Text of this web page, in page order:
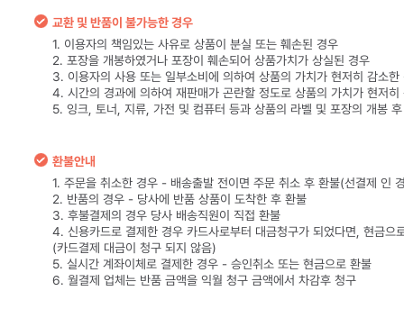
교환 및 반품이 불가능한 경우
1. 이용자의 책임있는 사유로 상품이 분실 또는 훼손된 경우
2. 포장을 개봉하였거나 포장이 훼손되어 상품가치가 상실된 경우
3. 이용자의 사용 또는 일부소비에 의하여 상품의 가치가 현저히 감소한
4. 시간의 경과에 의하여 재판매가 곤란할 정도로 상품의 가치가 현저히
5. 잉크, 토너, 지류, 가전 및 컴퓨터 등과 상품의 라벨 및 포장의 개봉
환불안내
1. 주문을 취소한 경우 - 배송출발 전이면 주문 취소 후 환불(선결제 인
2. 반품의 경우 - 당사에 반품 상품이 도착한 후 환불
3. 후불결제의 경우 당사 배송직원이 직접 환불
4. 신용카드로 결제한 경우 카드사로부터 대금청구가 되었다면, 현금
(카드결제 대금이 청구 되지 않음)
5. 실시간 계좌이체로 결제한 경우 - 승인취소 또는 현금으로 환불
6. 월결제 업체는 반품 금액을 익월 청구 금액에서 차감후 청구